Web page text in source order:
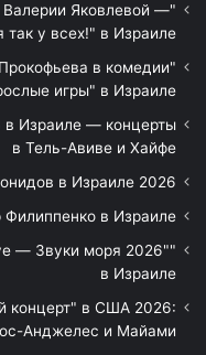
Валерии Яковлевой —
так у всех!" в Израиле
в комедии
игры" в Израиле
в Израиле — концерты
в Тель-Авиве и Хайфе
в Израиле 2026
Филиппенко в Израиле
— Звуки моря 2026"
в Израиле
концерт" в США 2026:
Анджелес и Майами